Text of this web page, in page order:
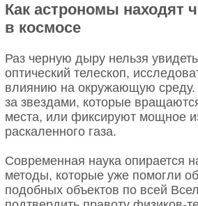
Как астрономы находят
в космосе
Раз черную дыру нельзя
оптический телескоп,
влиянию на окружающую
за звездами, которые
места, или фиксируют мощное
раскаленного газа.
Современная наука опирается
методы, которые уже помогли
подобных объектов по всей